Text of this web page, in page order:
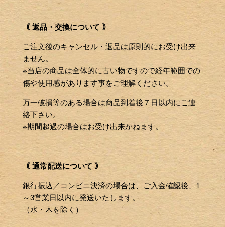
｟ 返品・交換について ｠
ご注文後のキャンセル・返品は原則的にお受け出来
ません。
※当店の商品は全体的に古い物ですので経年範囲での
傷や使用感があります事をご理解ください。
万一破損等のある場合は商品到着後７日以内にご連
絡下さい。
※期間超過の場合はお受け出来かねます。
｟ 通常配送について ｠
銀行振込／コンビニ決済の場合は、ご入金確認後、1
～3営業日以内に発送いたします。
（水・木を除く）